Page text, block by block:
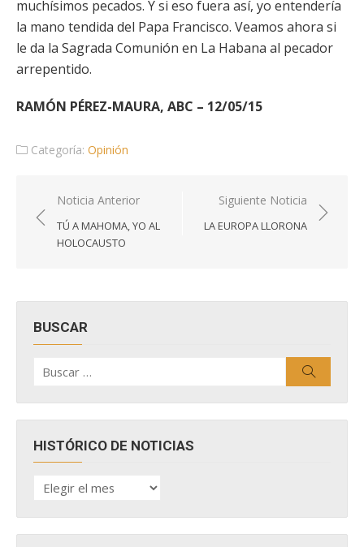
muchísimos pecados. Y si eso fuera así, yo entendería
la mano tendida del Papa Francisco. Veamos ahora si
le da la Sagrada Comunión en La Habana al pecador
arrepentido.
RAMÓN PÉREZ-MAURA, ABC – 12/05/15
Categoría: Opinión
Navegación
de
entradas
Noticia Anterior
TÚ A MAHOMA, YO AL
HOLOCAUSTO
Siguiente Noticia
LA EUROPA LLORONA
BUSCAR
por:
HISTÓRICO DE NOTICIAS
HISTÓRICO
DE